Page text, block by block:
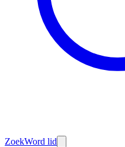
ZoekWord lid